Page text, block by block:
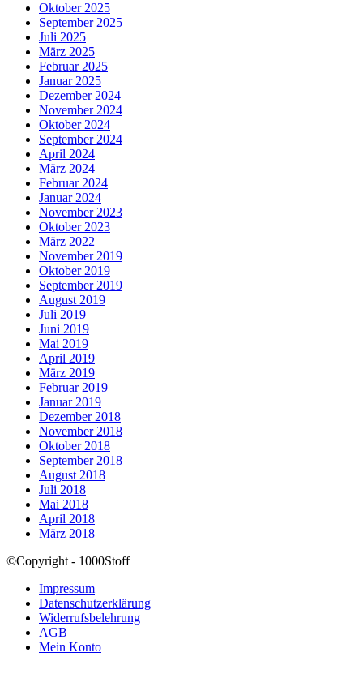
Oktober 2025
September 2025
Juli 2025
März 2025
Februar 2025
Januar 2025
Dezember 2024
November 2024
Oktober 2024
September 2024
April 2024
März 2024
Februar 2024
Januar 2024
November 2023
Oktober 2023
März 2022
November 2019
Oktober 2019
September 2019
August 2019
Juli 2019
Juni 2019
Mai 2019
April 2019
März 2019
Februar 2019
Januar 2019
Dezember 2018
November 2018
Oktober 2018
September 2018
August 2018
Juli 2018
Mai 2018
April 2018
März 2018
©Copyright - 1000Stoff
Impressum
Datenschutzerklärung
Widerrufsbelehrung
AGB
Mein Konto